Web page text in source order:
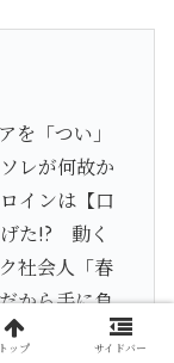
を「つい」
レが何故か
インは【口
た!? 動く
社会人「春
から手に負
です!?
トップ サイドバー